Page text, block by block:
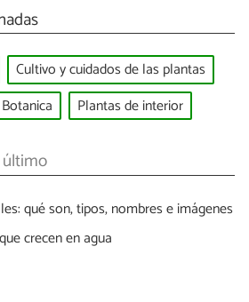
Cultivo y cuidados de las plantas
Botanica Plantas de interior
qué son, tipos, nombres e imágenes
crecen en agua